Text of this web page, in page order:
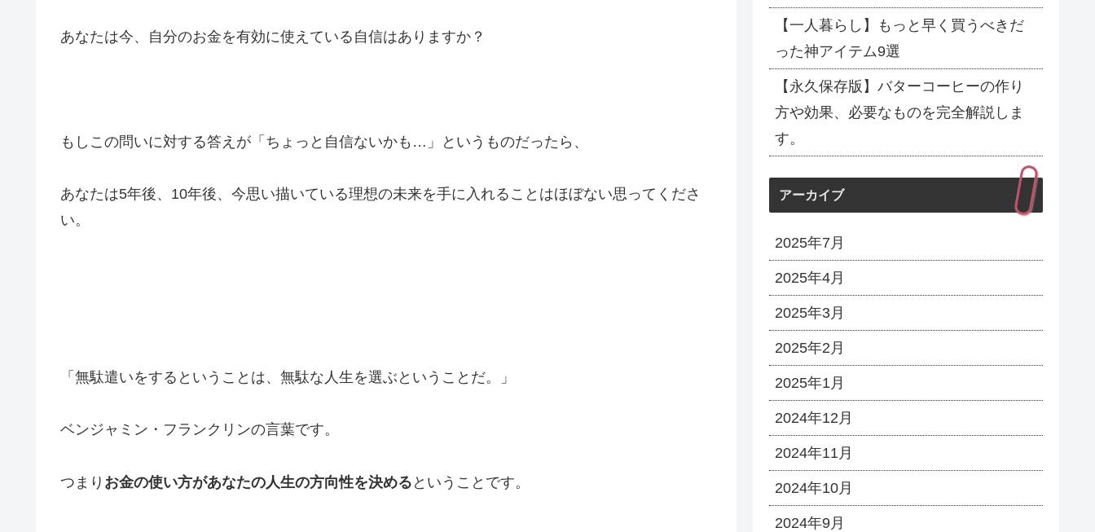
あなたは今、自分のお金を有効に使えている自信はありますか？
もしこの問いに対する答えが「ちょっと自信ないかも…」というものだったら、
あなたは5年後、10年後、今思い描いている理想の未来を手に入れることはほぼない思ってくださ
い。
「無駄遣いをするということは、無駄な人生を選ぶということだ。」
ベンジャミン・フランクリンの言葉です。
つまり お金の使い方があなたの人生の方向性を決める ということです。
【一人暮らし】もっと早く買うべきだ
った神アイテム9選
【永久保存版】バターコーヒーの作り
方や効果、必要なものを完全解説しま
す。
アーカイブ
2025年7月
2025年4月
2025年3月
2025年2月
2025年1月
2024年12月
2024年11月
2024年10月
2024年9月